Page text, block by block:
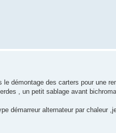
démontage des carters pour une
, un petit sablage avant
démarreur alternateur par chaleur